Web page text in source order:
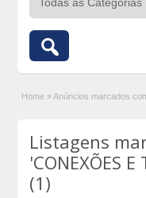
Home » Anúncios marcados
Listagens
'CONEXÕES
(1)